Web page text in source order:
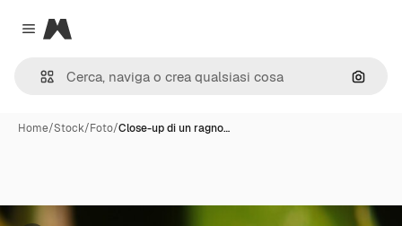
Close menu
Magnific
Cerca
Home/Stock/Foto/Close-up di un ragno…